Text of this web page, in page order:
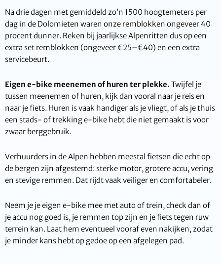
Na drie dagen met gemiddeld zo’n 1500 hoogtemeters per
dag in de Dolomieten waren onze remblokken ongeveer 40
procent dunner. Reken bij jaarlijkse Alpenritten dus op een
extra set remblokken (ongeveer €25–€40) en een extra
servicebeurt.
Eigen e-bike meenemen of huren ter plekke. Twijfel je
tussen meenemen of huren, kijk dan vooral naar je reis en
naar je fiets. Huren is vaak handiger als je vliegt, of als je thuis
een stads- of trekking e-bike hebt die niet gemaakt is voor
zwaar berggebruik.
Verhuurders in de Alpen hebben meestal fietsen die echt op
de bergen zijn afgestemd: sterke motor, grotere accu, vering
en stevige remmen. Dat rijdt vaak veiliger en comfortabeler.
Neem je je eigen e-bike mee met auto of trein, check dan of
je accu nog goed is, je remmen top zijn en je fiets tegen ruw
terrein kan. Laat hem eventueel vooraf even nakijken, zodat
je minder kans hebt op gedoe op een afgelegen pad.